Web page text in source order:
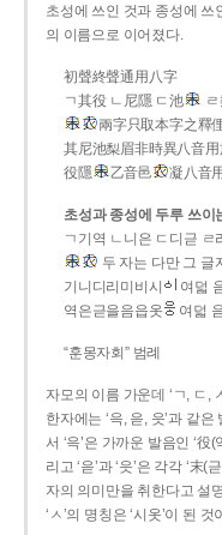
초성에 쓰인 것과 종성에 쓰
의 이름으로 이어졌다.
初聲終聲通用八字
ㄱ其役 ㄴ尼隱 ㄷ池
兩字只取本字之釋
其尼池梨眉非時異八音用
役隱
乙音邑 凝八音
초성과 종성에 두루 쓰이
ㄱ기역 ㄴ니은 ㄷ디귿 ㄹ
두 자는 다만 그 글
기니디리미비시
여덟
역은귿을음읍옷
여덟
“훈몽자회” 범례
자모의 이름 가운데 ‘ㄱ, ㄷ,
한자에는 ‘윽, 읃, 읏’과 같
서 ‘윽’은 가까운 발음인 ‘役(
리고 ‘읃’과 ‘읏’은 각각 ‘末
자의 의미만을 취한다고 설
‘ㅅ’의 명칭은 ‘시옷’이 된 것